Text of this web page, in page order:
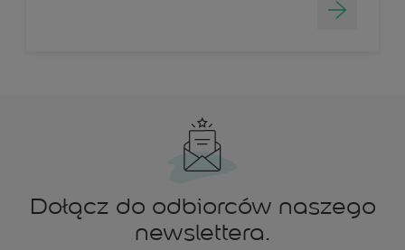
Dołącz do odbiorców naszego
newslettera.